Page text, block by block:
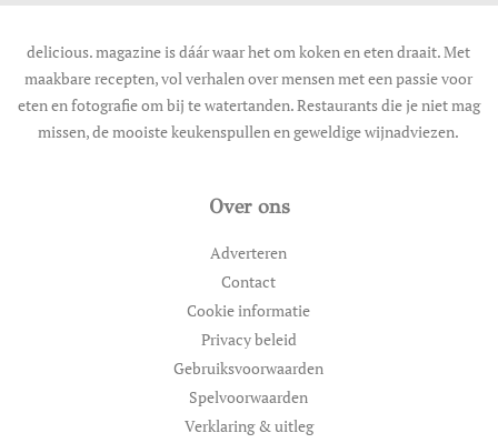
delicious. magazine is dáár waar het om koken en eten draait. Met
maakbare recepten, vol verhalen over mensen met een passie voor
eten en fotografie om bij te watertanden. Restaurants die je niet mag
missen, de mooiste keukenspullen en geweldige wijnadviezen.
Over ons
Adverteren
Contact
Cookie informatie
Privacy beleid
Gebruiksvoorwaarden
Spelvoorwaarden
Verklaring & uitleg